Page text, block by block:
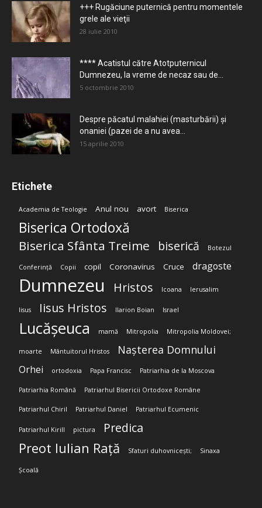
+++ Rugăciune puternică pentru momentele
grele ale vieţii
28 iulie 2010
**** Acatistul către Atotputernicul
Dumnezeu, la vreme de necaz sau de...
5 octombrie 2010
Despre păcatul malahiei (masturbării) şi
onaniei (pazei de a nu avea...
15 aprilie 2010
Etichete
Academia de Teologie Anul nou avort Biserica
Biserica Ortodoxă
Biserica Sfânta Treime biserică Botezul
Conferință Copii copil Coronavirus Cruce dragoste
Dumnezeu Hristos Icoana Ierusalim
Iisus Iisus Hristos Ilarion Boian Israel
Lucășeuca mamă Mitropolia Mitropolia Moldovei;
moarte Mântuitorul Hristos Nașterea Domnului
Orhei ortodoxia Papa Francisc Patriarhia de la Moscova
Patriarhia Română Patriarhul Bisericii Ortodoxe Române
Patriarhul Chiril Patriarhul Daniel Patriarhul Ecumenic
Patriarhul Kirill pictura Predica
Preot Iulian Rață Sfaturi duhovnicești; Sinaxa
Școală